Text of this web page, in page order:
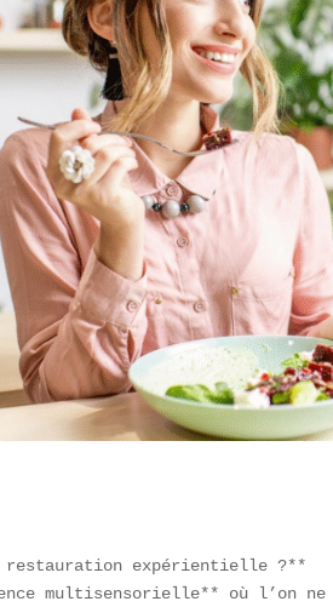
restauration expérientielle ?**
multisensorielle** où l’on